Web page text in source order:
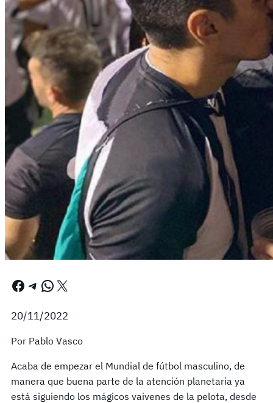
Facebook Telegram WhatsApp X
20/11/2022
Por Pablo Vasco
Acaba de empezar el Mundial de fútbol masculino, de
manera que buena parte de la atención planetaria ya
está siguiendo los mágicos vaivenes de la pelota, desde